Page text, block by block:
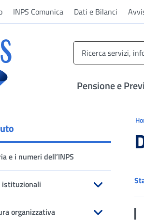
INPS Comunica Dati e Bilanci
Pensione e
e i numeri dell’INPS
istituzionali
Apri sottomenu
organizzativa